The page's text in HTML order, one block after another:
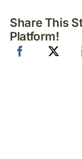
Share This
Platform!